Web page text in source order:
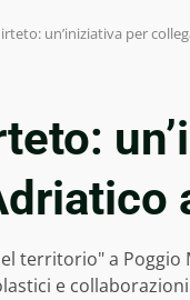
un’iniziativa per
territorio" a
e